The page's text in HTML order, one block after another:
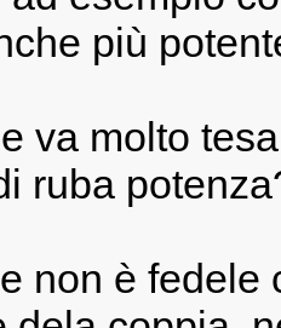
più
va molto
ruba
non è